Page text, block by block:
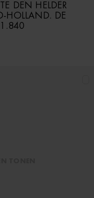
DEN
HELDER
HOLLAND.
DE
1.840